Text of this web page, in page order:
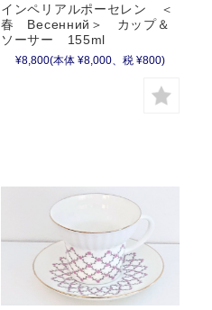
インペリアルポーセレン ＜
春 Весенний＞ カップ＆
ソーサー 155ml
¥8,800(本体 ¥8,000、税 ¥800)